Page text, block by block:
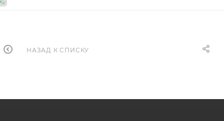
НАЗАД К СПИСКУ